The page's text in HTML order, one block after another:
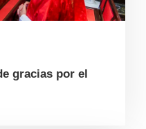
gracias por el